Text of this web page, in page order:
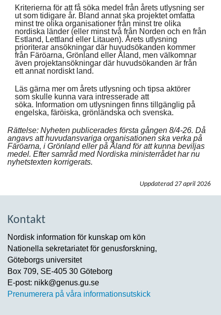
Kriterierna för att få söka medel från årets utlysning ser
ut som tidigare år. Bland annat ska projektet omfatta
minst tre olika organisationer från minst tre olika
nordiska länder (eller minst två från Norden och en från
Estland, Lettland eller Litauen). Årets utlysning
prioriterar ansökningar där huvudsökanden kommer
från Färöarna, Grönland eller Åland, men välkomnar
även projektansökningar där huvudsökanden är från
ett annat nordiskt land.
Läs gärna mer om årets utlysning och tipsa aktörer
som skulle kunna vara intresserade att
söka. Information om utlysningen finns tillgänglig på
engelska, färöiska, grönländska och svenska.
Rättelse: Nyheten publicerades första gången 8/4-26. Då
angavs att huvudansvariga organisationen ska verka på
Färöarna, i Grönland eller på Åland för att kunna beviljas
medel. Efter samråd med Nordiska ministerrådet har nu
nyhetstexten korrigerats.
Uppdaterad 27 april 2026
Kontakt
Nordisk information för kunskap om kön
Nationella sekretariatet för genusforskning,
Göteborgs universitet
Box 709, SE-405 30 Göteborg
E-post: nikk@genus.gu.se
Prenumerera på våra informationsutskick